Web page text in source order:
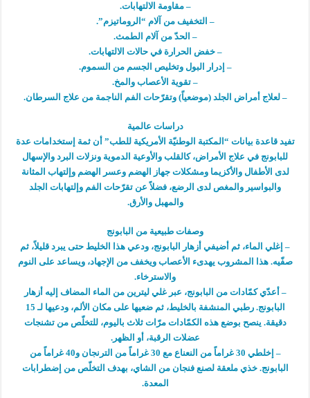
– مقاومة الالتهابات.
– التخفيف من آلام “الروماتيزم”.
– الحدّ من آلام الطمث.
– خفض الحرارة في حالات الالتهابات.
– إدرار البول وتخليص الجسم من السموم.
– تقوية الأعصاب والمخ.
– لعلاج أمراض الجلد (موضعياً) وتقرّحات الفم الناجمة من علاج السرطان.
دراسات عالمية
تفيد قاعدة بيانات “المكتبة الوطنيّة الأمريكية للطب” أن ثمة إستخدامات عدة
للبابونج في علاج الأمراض، كالقلب والأوعية الدموية ونزلات البرد والإسهال
لدى الأطفال والأكزيما ومشكلات جهاز الهضم وعسر الهضم وإلتهاب المثانة
والبواسير والمغص لدى الرضع، فضلاً عن تقرّحات الفم وإلتهابات الجلد
والمهبل والأرق.
وصفات طبيعية من البابونج
– إغلي الماء، ثم أضيفي أزهار البابونج، ودعي هذا الخليط حتى يبرد قليلاً، ثم
صفّيه. هذا المشروب يهدىء الأعصاب ويخفف من الإجهاد، ويساعد على النوم
والاسترخاء.
– أعدّي كمّادات من البابونج، عبر غلي ليترين من الماء المضاف إليه أزهار
البابونج. رطبي المنشفة بالخليط، ثم ضعيها على مكان الألم، ودعيها لـ 15
دقيقة. ينصح بوضع هذه الكمّادات مرّات ثلاث باليوم، للتخلّص من تشنجات
عضلات الرقبة، أو الظهر.
– إخلطي 30 غراماً من النعناع مع 30 غراماً من الترنجان و40 غراماً من
البابونج. خذي ملعقة لصنع فنجان من الشاي، بهدف التخلّص من إضطرابات
المعدة.